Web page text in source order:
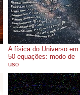
A física do Universo em
50 equações: modo de
uso